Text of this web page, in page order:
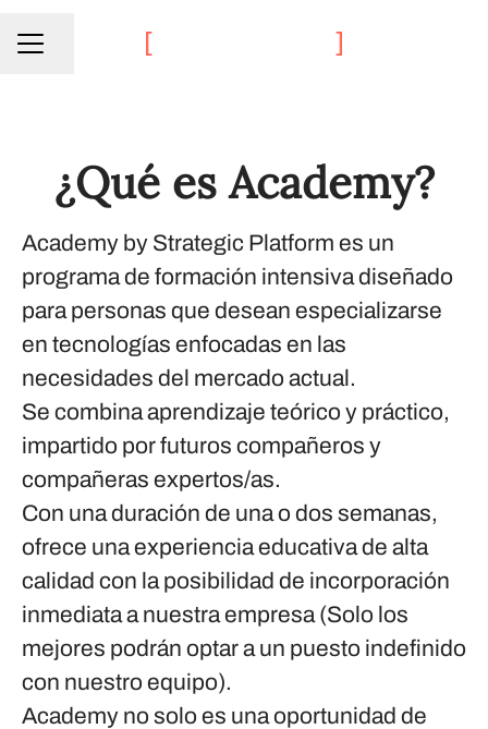
Menú de empleo
Compartir página
¿Qué es Academy?
Academy by Strategic Platform es un
programa de formación intensiva diseñado
para personas que desean especializarse
en tecnologías enfocadas en las
necesidades del mercado actual.
Se combina aprendizaje teórico y práctico,
impartido por futuros compañeros y
compañeras expertos/as.
Con una duración de una o dos semanas,
ofrece una experiencia educativa de alta
calidad con la posibilidad de incorporación
inmediata a nuestra empresa (Solo los
mejores podrán optar a un puesto indefinido
con nuestro equipo).
Academy no solo es una oportunidad de